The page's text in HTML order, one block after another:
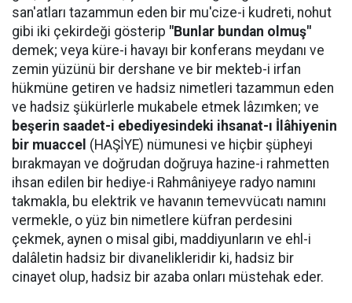
san'atları tazammun eden bir mu'cize-i kudreti, nohut
gibi iki çekirdeği gösterip "Bunlar bundan olmuş"
demek; veya küre-i havayı bir konferans meydanı ve
zemin yüzünü bir dershane ve bir mekteb-i irfan
hükmüne getiren ve hadsiz nimetleri tazammun eden
ve hadsiz şükürlerle mukabele etmek lâzımken; ve
beşerin saadet-i ebediyesindeki ihsanat-ı İlâhiyenin
bir muaccel (HAŞİYE) nümunesi ve hiçbir şüpheyi
bırakmayan ve doğrudan doğruya hazine-i rahmetten
ihsan edilen bir hediye-i Rahmâniyeye radyo namını
takmakla, bu elektrik ve havanın temevvücatı namını
vermekle, o yüz bin nimetlere küfran perdesini
çekmek, aynen o misal gibi, maddiyunların ve ehl-i
dalâletin hadsiz bir divanelikleridir ki, hadsiz bir
cinayet olup, hadsiz bir azaba onları müstehak eder.